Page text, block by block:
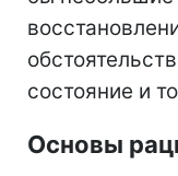
состояние и
Основы